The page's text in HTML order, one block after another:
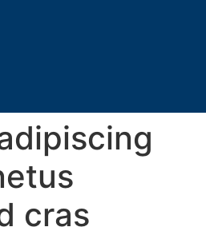
cras